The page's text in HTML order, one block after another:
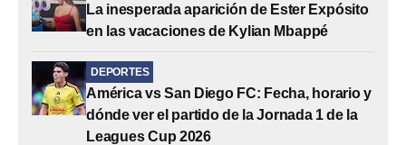
La inesperada aparición de Ester Expósito
en las vacaciones de Kylian Mbappé
DEPORTES
América vs San Diego FC: Fecha, horario y
dónde ver el partido de la Jornada 1 de la
Leagues Cup 2026